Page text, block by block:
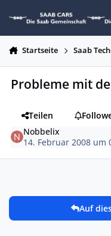
Startseite Saab
Probleme mit
Teilen
Nobbelix
14. Februar 2008 um
Auf